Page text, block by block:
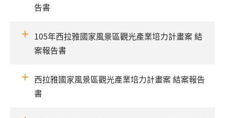
告書
105年西拉雅國家風景區觀光產業培力計畫案 結
案報告書
西拉雅國家風景區觀光產業培力計畫案 結案報告
書